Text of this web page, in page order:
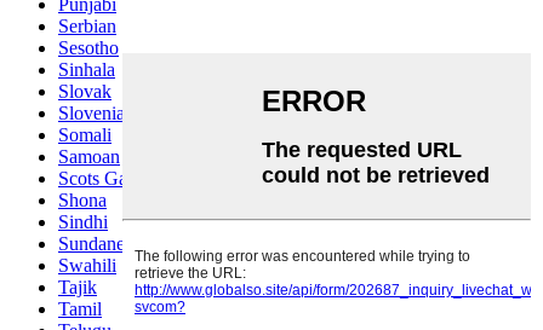
Punjabi
Serbian
Sesotho
Sinhala
Slovak
Slovenian
Somali
Samoan
Scots Gaelic
Shona
Sindhi
Sundanese
Swahili
Tajik
Tamil